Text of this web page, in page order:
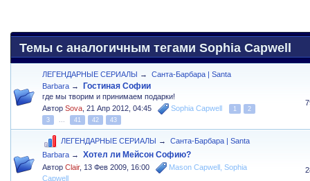
Темы с аналогичным тегами Sophia Capwell
ЛЕГЕНДАРНЫЕ СЕРИАЛЫ →
Санта-Барбара | Santa
Barbara → Гостиная Софии
где мы творим и принимаем подарки!
АвторSova ,21 Апр 2012, 04:45 Sophia Capwell 1
2
3
... 41 42 43
ЛЕГЕНДАРНЫЕ СЕРИАЛЫ →
Санта-Барбара | Santa
Barbara → Хотел ли Мейсон Софию?
АвторClair, 13 Фев 2009, 16:00 Mason Capwell ,Sophia
Capwell